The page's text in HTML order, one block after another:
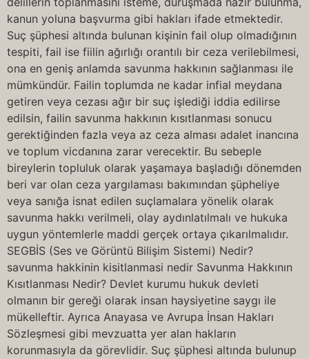
kanun yoluna başvurma gibi hakları ifade etmektedir.
Suç şüphesi altında bulunan kişinin fail olup olmadığının
tespiti, fail ise fiilin ağırlığı orantılı bir ceza verilebilmesi,
ona en geniş anlamda savunma hakkının sağlanması ile
mümkündür. Failin toplumda ne kadar infial meydana
getiren veya cezası ağır bir suç işlediği iddia edilirse
edilsin, failin savunma hakkının kısıtlanması sonucu
gerektiğinden fazla veya az ceza alması adalet inancına
ve toplum vicdanına zarar verecektir. Bu sebeple
bireylerin topluluk olarak yaşamaya başladığı dönemden
beri var olan ceza yargılaması bakımından şüpheliye
veya sanığa isnat edilen suçlamalara yönelik olarak
savunma hakkı verilmeli, olay aydınlatılmalı ve hukuka
uygun yöntemlerle maddi gerçek ortaya çıkarılmalıdır.
SEGBİS (Ses ve Görüntü Bilişim Sistemi) Nedir?
savunma hakkinin kisitlanmasi nedir Savunma Hakkının
Kısıtlanması Nedir? Devlet kurumu hukuk devleti
olmanın bir gereği olarak insan haysiyetine saygı ile
mükelleftir. Ayrıca Anayasa ve Avrupa İnsan Hakları
Sözleşmesi gibi mevzuatta yer alan hakların
korunmasıyla da görevlidir. Suç şüphesi altında bulunup